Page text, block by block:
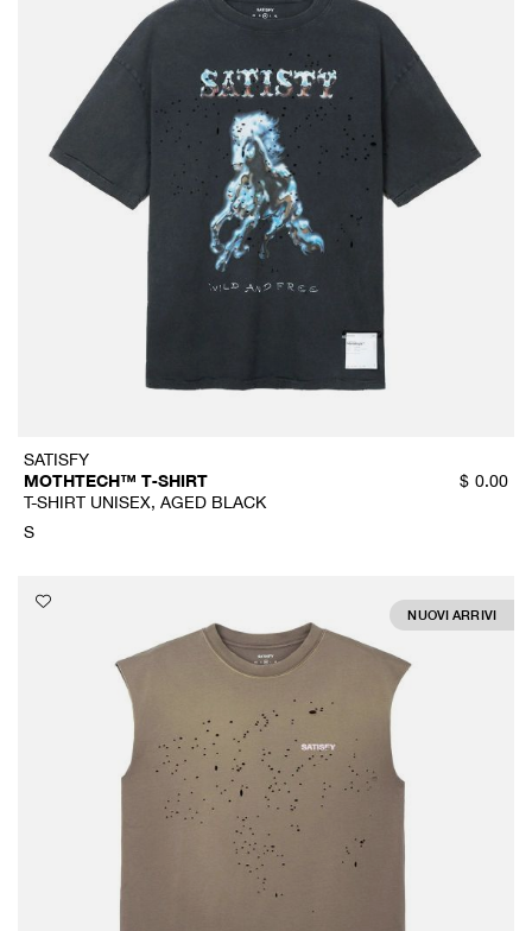
SATISFY
MOTHTECH™ T‑SHIRT
T-SHIRT UNISEX, AGED BLACK
$ 0.00
S
NUOVI ARRIVI